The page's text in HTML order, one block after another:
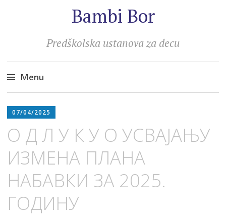
Bambi Bor
Predškolska ustanova za decu
Menu
to
07/04/2025
О Д Л У К У O УСВАЈАЊУ
ИЗМЕНА ПЛАНА
НАБАВКИ ЗА 2025.
ГОДИНУ